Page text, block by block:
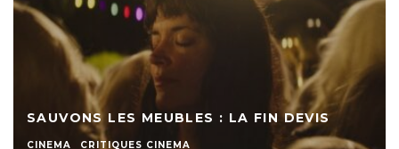
SAUVONS LES MEUBLES : LA FIN DEVIS
CINEMA CRITIQUES CINEMA